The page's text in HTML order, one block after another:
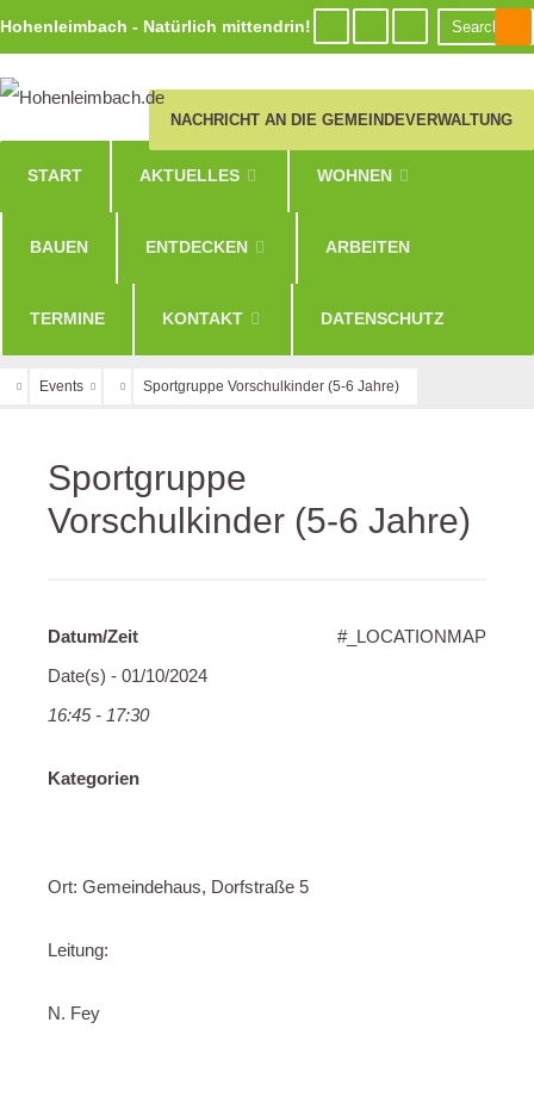
Hohenleimbach - Natürlich mittendrin!
START AKTUELLES WOHNEN
BAUEN ENTDECKEN ARBEITEN
TERMINE KONTAKT DATENSCHUTZ
NACHRICHT AN DIE GEMEINDEVERWALTUNG
Events Sportgruppe Vorschulkinder (5-6 Jahre)
Sportgruppe
Vorschulkinder (5-6 Jahre)
#_LOCATIONMAP
Datum/Zeit
Date(s) - 01/10/2024
16:45 - 17:30
Kategorien
Ort: Gemeindehaus, Dorfstraße 5
Leitung:
N. Fey